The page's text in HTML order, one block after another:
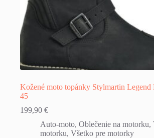
Kožené moto topánky Stylmartin Legend
45
199,90 €
Auto-moto, Oblečenie na motorku,
motorku, Všetko pre motorky